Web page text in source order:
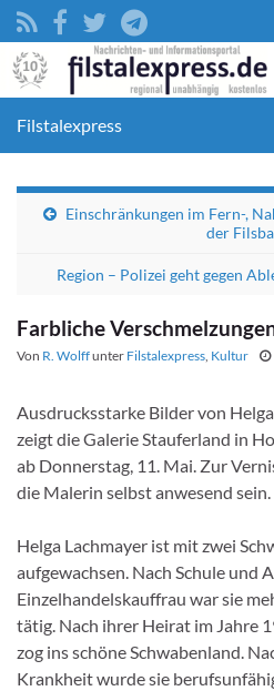
Filstalexpress
Einschränkungen im Fern-,
der
Region – Polizei geht gegen
Farbliche
Von R. Wolffunter Filstalexpress, Kultur
Ausdrucksstarke Bilder von
zeigt die Galerie Stauferland in
ab Donnerstag, 11. Mai. Zur
die Malerin selbst anwesend sein.
Helga Lachmayer ist mit zwei
aufgewachsen. Nach Schule und
Einzelhandelskauffrau war sie
tätig. Nach ihrer Heirat im Jahre
zog ins schöne Schwabenland.
Krankheit wurde sie